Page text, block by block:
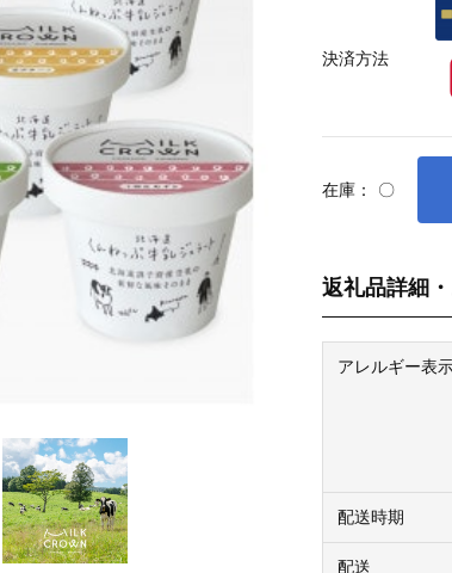
在庫： 〇
返礼品詳細
アレルギー表
配送時期
配送
決済方法